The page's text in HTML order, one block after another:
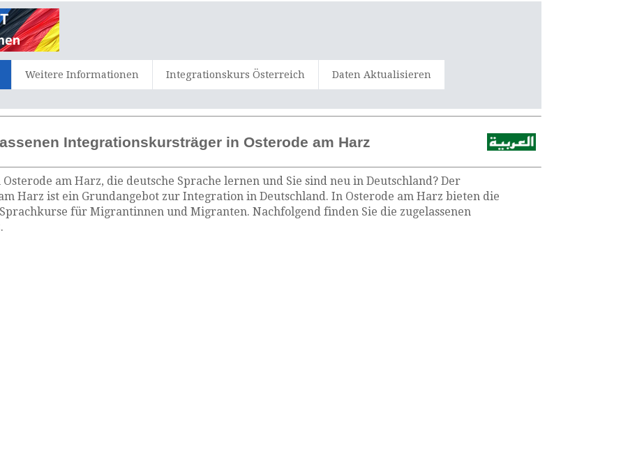
Weitere Informationen Integrationskurs Österreich Daten Aktualisieren
Integrationskursträger in Osterode am Harz
am Harz, die deutsche Sprache lernen und Sie sind neu in Deutschland? Der
Harz ist ein Grundangebot zur Integration in Deutschland. In Osterode am Harz bieten die
für Migrantinnen und Migranten. Nachfolgend finden Sie die zugelassenen